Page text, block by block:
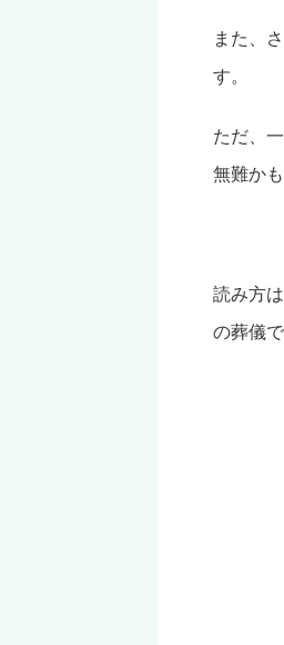
また、
す。
ただ、
無難か
読み方
の葬儀